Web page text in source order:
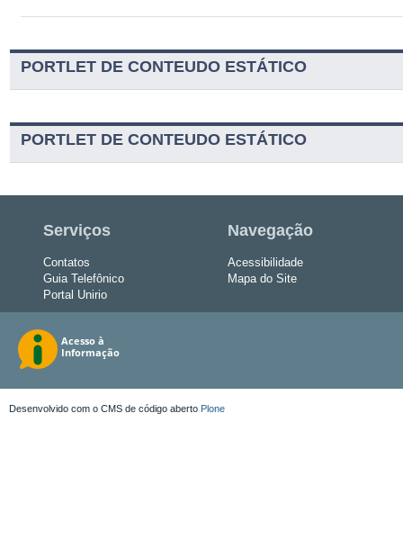
PORTLET DE CONTEUDO ESTÁTICO
PORTLET DE CONTEUDO ESTÁTICO
Serviços
Contatos
Guia Telefônico
Portal Unirio
Navegação
Acessibilidade
Mapa do Site
Desenvolvido com o CMS de código aberto Plone